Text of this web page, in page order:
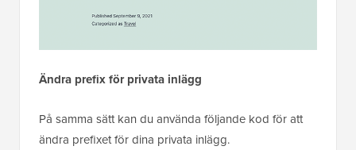
Ändra prefix för privata inlägg
På samma sätt kan du använda följande kod för att
ändra prefixet för dina privata inlägg.